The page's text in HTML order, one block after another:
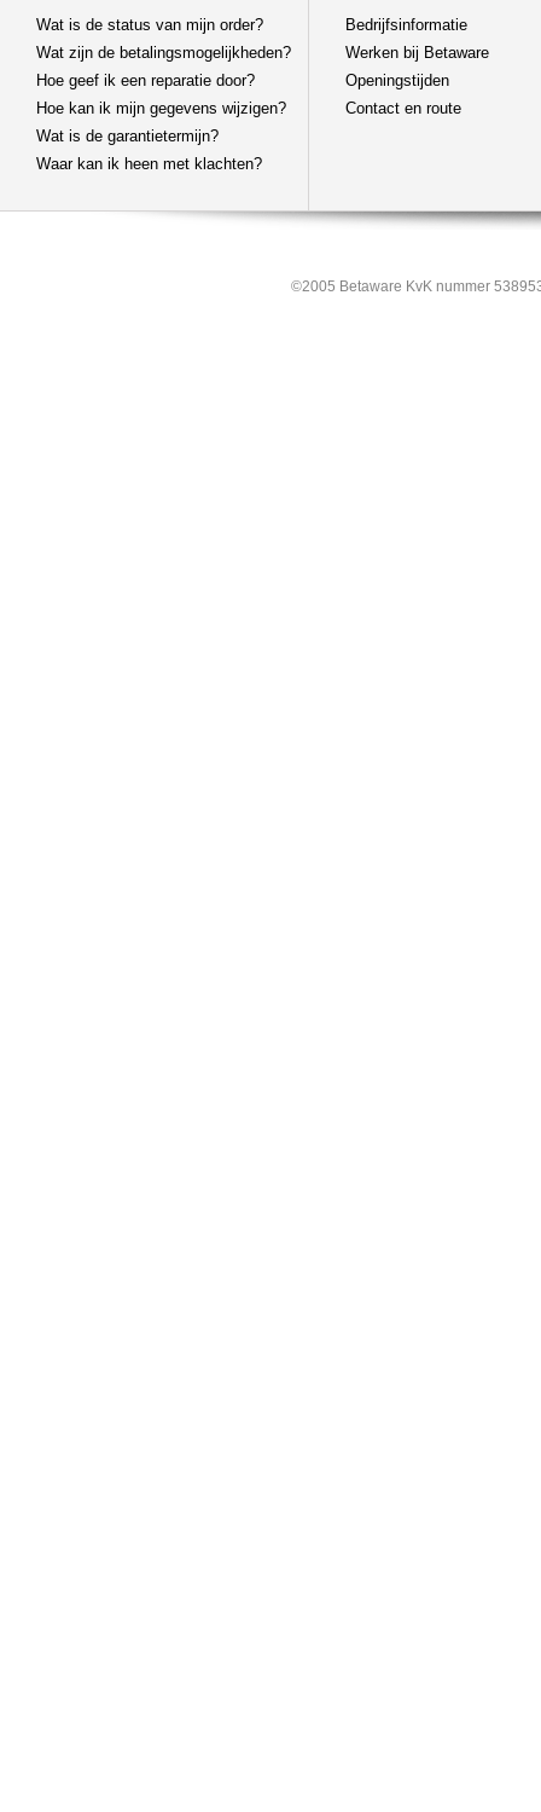
Wat is de status van mijn order?
Wat zijn de betalingsmogelijkheden?
Hoe geef ik een reparatie door?
Hoe kan ik mijn gegevens wijzigen?
Wat is de garantietermijn?
Waar kan ik heen met klachten?
Bedrijfsinformatie
Werken bij Betaware
Openingstijden
Contact en route
©2005 Betaware KvK nummer